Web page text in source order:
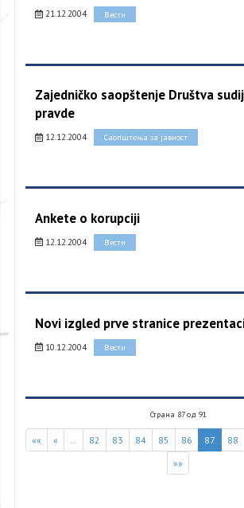
21.12.2004 Вести
Zajedničko saopštenje Društva
pravde
12.12.2004 Саопштења за јавност
Ankete o korupciji
12.12.2004 Вести
Novi izgled prve stranice
10.12.2004 Вести
Страна 87 од 91
«« « 82 83 84 85 86 87 88
»»